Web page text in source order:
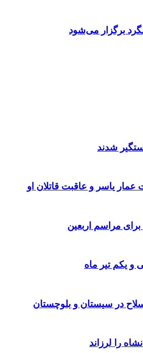
برگزار می‌شود
شدند
یاسر و عاقبت قاتلان او
و یکم تیر ماه